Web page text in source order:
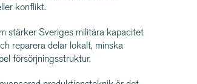
konflikt.
stärker Sveriges militära kapacitet
reparera delar lokalt, minska
försörj­nings­struktur.